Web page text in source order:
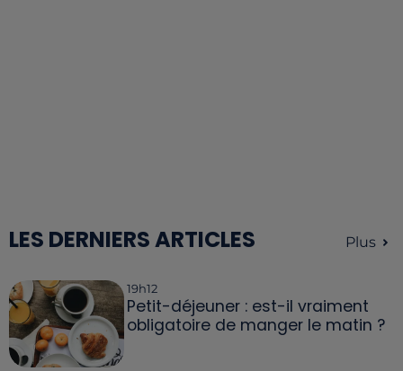
LES DERNIERS ARTICLES Plus
19h12
Petit-déjeuner : est-il vraiment
obligatoire de manger le matin ?